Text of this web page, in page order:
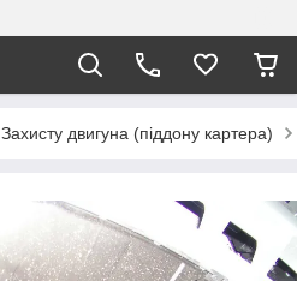
Захисту двигуна (піддону картера)